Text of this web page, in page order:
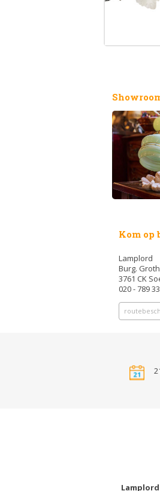
Kom op
Lamplord
Burg.
3761 CK
020 - 789
Lamplord